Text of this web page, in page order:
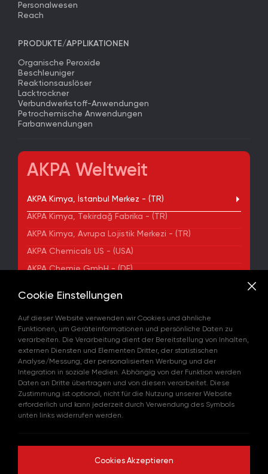
Personalwesen
Reach
PRODUKTE/APPLIKATIONEN
Organische Peroxide
Beschleuniger
Reaktionsauslöser
Lacktrockner
Verbundwerkstoff-Anwendungen
Petrochemische Anwendungen
Farbanwendungen
AKPA Weltweit
AKPA Kimya, İstanbul Merkez - (TR)
AKPA Kimya, Tekirdağ Fabrika - (TR)
AKPA Kimya, Avrupa Lojistik Merkezi - (TR)
AKPA Chemicals US - (USA)
AKPA Chemie GmbH - (DE)
ADRESSE
Yenibosna Merkez Mahallesi Kuyumcukent Sokak
No:36/70 Townofis Kat:12 34197 Bahçelievler, İstanbul,
Türkiye
Auf der Karte Anzeigen
+90 212 580 55 59
FAX
+90 212 580 55 21
E-MAIL
info@akpakimya.com
WEBSITE
Cookie Einstellungen
Auf dieser Website verwenden wir Cookies und ähnliche
Funktionen, um Geräteinformationen und persönliche Daten zu
verarbeiten. Die Verarbeitung dient der Bereitstellung von Inhalten,
externen Diensten und Elementen Dritter, der statistischen
Analyse/Messung, der personalisierten Werbung und der
Integration in soziale Medien. Abhängig von der Funktion werden
Daten an Dritte übertragen und von diesen verarbeitet. Diese
Zustimmung ist optional, nicht für die Nutzung unserer Website
erforderlich und kann jederzeit durch Verwendung des Symbols
unten links widerrufen werden.
Cookies Akzeptieren